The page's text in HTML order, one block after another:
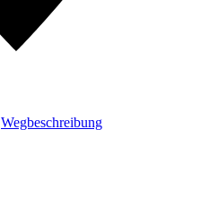
Wegbeschreibung